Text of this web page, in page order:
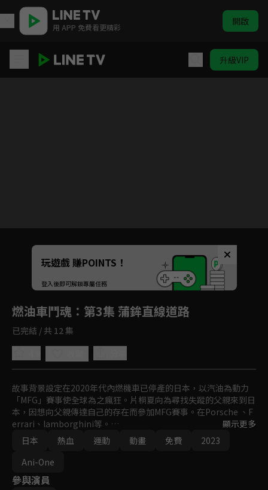
用 APP 免費看更精彩 開啟
升級VIP
Unmute
如有不便請見諒
玩遊戲 賺POINTS！
登入後即可解鎖專屬任務
燃油車鬥魂 ：第3集 蒲鉾直線道路
已完結 / 共 12 集
故事背景設定在2020年代內燃機車已停產的日本，以汽油為動力
「MFG」賽事使全球為之瘋狂。片桐夏向為尋找失蹤的父親來到日
本，因想向父親傳達自己的存在而參加MFG賽事。在Porsche 、F
errari、lamborghini等。
超跑參賽的局面下，夏向以2.0 L無渦輪增壓的Toyota 86迎戰敵
手。
夏向與寄宿家庭獨身女西園寺戀之間的故事，還有MFG賽車手們互
顯示更多
日本
熱血 運動 動畫 免費
2023
Ani-One
參與演員